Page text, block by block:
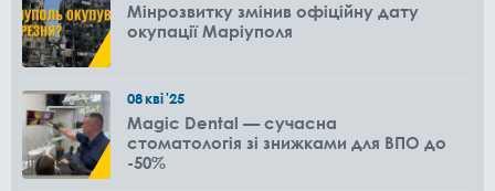
Мінрозвитку змінив офіційну дату
окупації Маріуполя
08кві'25
Magic Dental — сучасна
стоматологія зі знижками для ВПО до
-50%